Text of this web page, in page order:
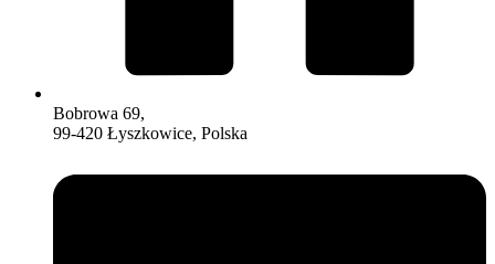
Bobrowa 69,
99-420 Łyszkowice, Polska